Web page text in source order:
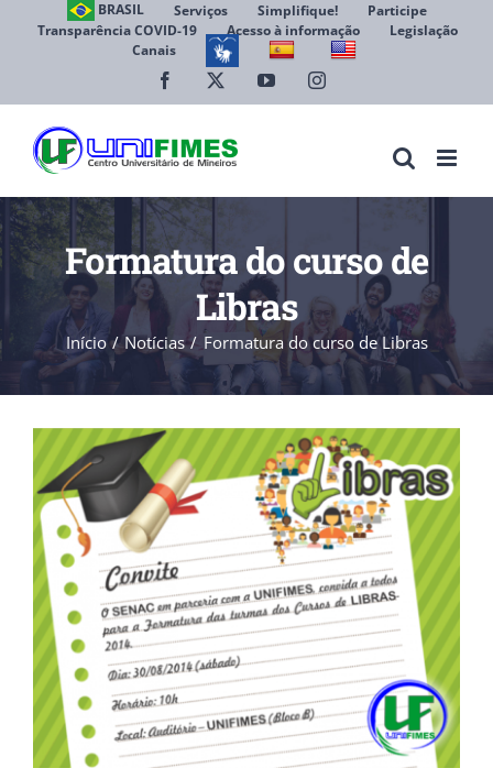
BRASIL Serviços Simplifique!
Participe
Transparência COVID-19
Acesso à informação
Legislação
Canais
Facebook YouTubeInstagram
Formatura do curso de
Libras
Início Notícias Formatura do curso de Libras
View
Larger
Image